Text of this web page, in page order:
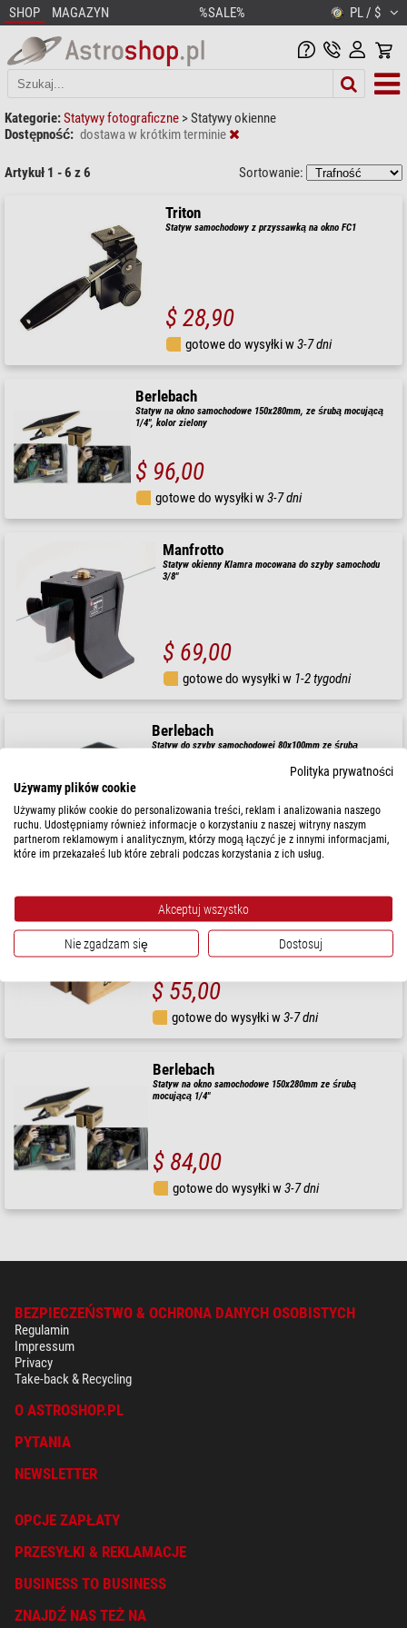
SHOP MAGAZYN %SALE% PL / $
Kategorie:Statywy fotograficzne >Statywy okienne
Dostępność: dostawa w krótkim terminie
Artykuł 1 - 6 z 6 Sortowanie:
Triton
Statyw samochodowy z przyssawką na okno FC1
$ 28,90
gotowe do wysyłki w3-7 dni
Berlebach
Statyw na okno samochodowe 150x280mm, ze śrubą mocującą
1/4", kolor zielony
$ 96,00
gotowe do wysyłki w3-7 dni
Manfrotto
Statyw okienny Klamra mocowana do szyby samochodu
3/8"
$ 69,00
gotowe do wysyłki w 1-2 tygodni
Berlebach
Statyw do szyby samochodowej 80x100mm ze śrubą
$ 55,00
gotowe do wysyłki w3-7 dni
Berlebach
Statyw na okno samochodowe 800x100mm, ze śrubą
$ 55,00
gotowe do wysyłki w3-7 dni
Berlebach
Statyw na okno samochodowe 150x280mm ze śrubą
mocującą 1/4"
$ 84,00
gotowe do wysyłki w3-7 dni
BEZPIECZEŃSTWO & OCHRONA DANYCH OSOBISTYCH
Regulamin
Impressum
Privacy
Take-back & Recycling
O ASTROSHOP.PL
PYTANIA
NEWSLETTER
OPCJE ZAPŁATY
PRZESYŁKI & REKLAMACJE
BUSINESS TO BUSINESS
ZNAJDŹ NAS TEŻ NA
Polityka prywatności
Używamy plików cookie
Używamy plików cookie do personalizowania treści, reklam i analizowania naszego
ruchu. Udostępniamy również informacje o korzystaniu z naszej witryny naszym
partnerom reklamowym i analitycznym, którzy mogą łączyć je z innymi informacjami,
które im przekazałeś lub które zebrali podczas korzystania z ich usług.
Akceptuj wszystko
Nie zgadzam się Dostosuj